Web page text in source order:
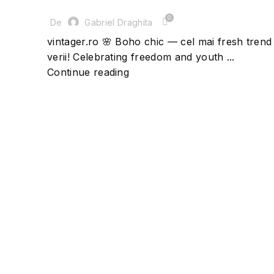
De Gabriel Draghita 0
vintager.ro 🌸 Boho chic — cel mai fresh trend
verii! Celebrating freedom and youth ...
Continue reading